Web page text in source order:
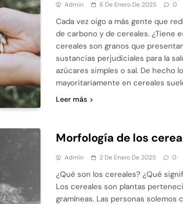
Admin 6 De Enero De 2025 0
Cada vez oigo a más gente que
de carbono y de cereales. ¿Tiene
cereales son granos que
sustancias perjudiciales para la
azúcares simples o sal. De hecho
mayoritariamente en cereales
Leer más
Morfología de los
Admin 2 De Enero De 2025 0
¿Qué son los cereales? ¿Qué
Los cereales son plantas
gramíneas. Las personas solemos